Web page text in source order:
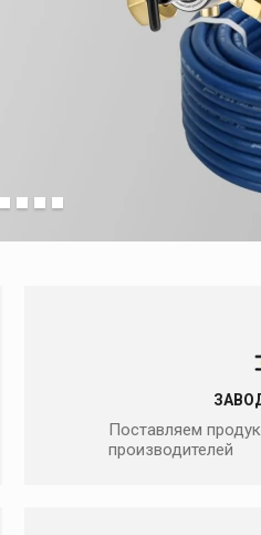
Поставляем
производителей